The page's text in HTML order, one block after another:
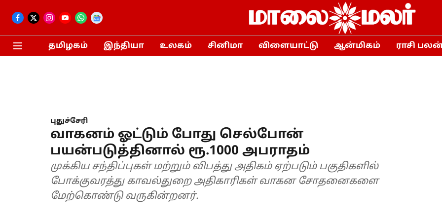
தமிழகம் இந்தியா உலகம் சினிமா விளையாட்டு ஆன்மிகம் ராசி
புதுச்சேரி
வாகனம் ஓட்டும் போது செல்போன்
பயன்படுத்தினால் ரூ.1000 அபராதம்
முக்கிய சந்திப்புகள் மற்றும் விபத்து அதிகம் ஏற்படும் பகுதிகளில்
போக்குவரத்து காவல்துறை அதிகாரிகள் வாகன சோதனைகளை
மேற்கொண்டு வருகின்றனர்.